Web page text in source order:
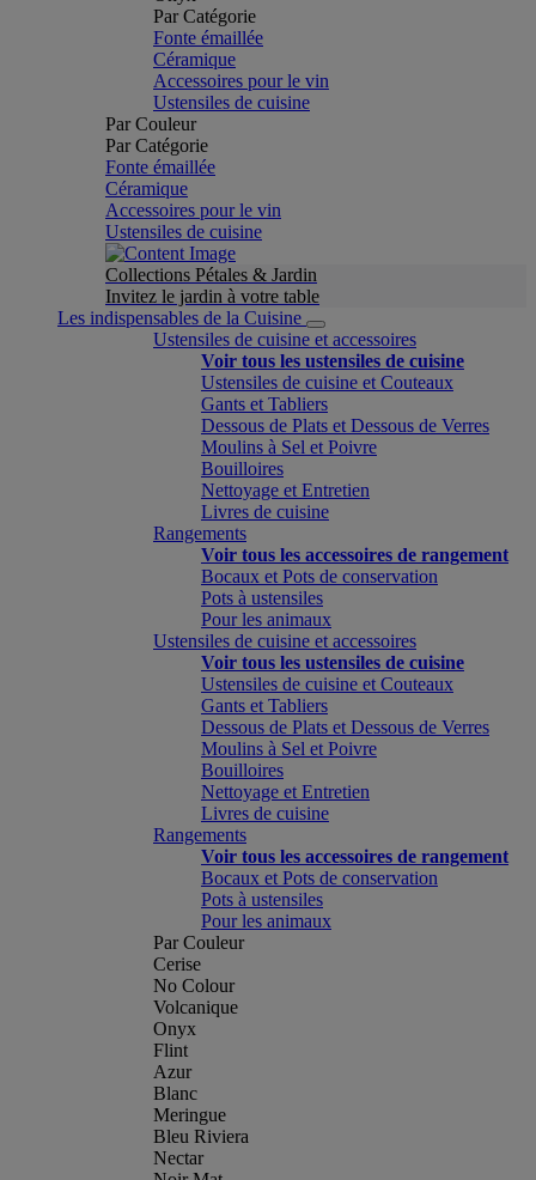
Par Catégorie
Fonte émaillée
Céramique
Accessoires pour le vin
Ustensiles de cuisine
Par Couleur
Par Catégorie
Fonte émaillée
Céramique
Accessoires pour le vin
Ustensiles de cuisine
Collections Pétales & Jardin
Invitez le jardin à votre table
Les indispensables de la Cuisine
Ustensiles de cuisine et accessoires
Voir tous les ustensiles de cuisine
Ustensiles de cuisine et Couteaux
Gants et Tabliers
Dessous de Plats et Dessous de Verres
Moulins à Sel et Poivre
Bouilloires
Nettoyage et Entretien
Livres de cuisine
Rangements
Voir tous les accessoires de rangement
Bocaux et Pots de conservation
Pots à ustensiles
Pour les animaux
Ustensiles de cuisine et accessoires
Voir tous les ustensiles de cuisine
Ustensiles de cuisine et Couteaux
Gants et Tabliers
Dessous de Plats et Dessous de Verres
Moulins à Sel et Poivre
Bouilloires
Nettoyage et Entretien
Livres de cuisine
Rangements
Voir tous les accessoires de rangement
Bocaux et Pots de conservation
Pots à ustensiles
Pour les animaux
Par Couleur
Cerise
No Colour
Volcanique
Onyx
Flint
Azur
Blanc
Meringue
Bleu Riviera
Nectar